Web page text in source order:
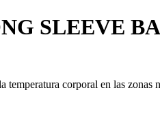
SLEEVE
temperatura corporal en las zonas